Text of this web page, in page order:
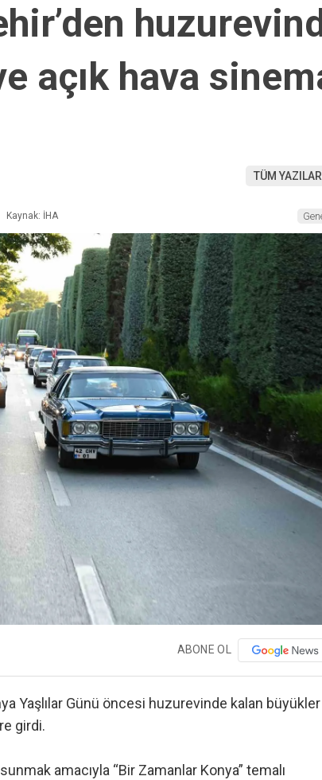
açık hava
TÜM
Kaynak: İHA
ABONE OL
Yaşlılar Günü öncesi huzurevinde kalan büyükler
girdi.
amacıyla “Bir Zamanlar Konya” temalı